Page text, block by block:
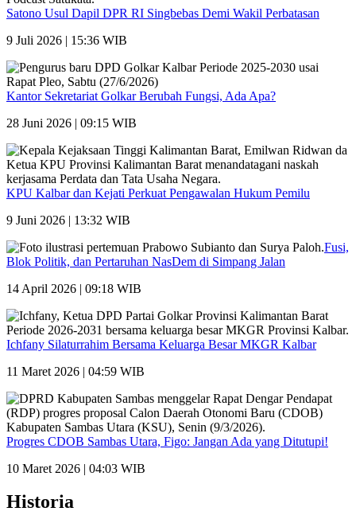
Satono Usul Dapil DPR RI Singbebas Demi Wakil Perbatasan
9 Juli 2026 | 15:36 WIB
Kantor Sekretariat Golkar Berubah Fungsi, Ada Apa?
28 Juni 2026 | 09:15 WIB
KPU Kalbar dan Kejati Perkuat Pengawalan Hukum Pemilu
9 Juni 2026 | 13:32 WIB
Fusi,
Blok Politik, dan Pertaruhan NasDem di Simpang Jalan
14 April 2026 | 09:18 WIB
Ichfany Silaturrahim Bersama Keluarga Besar MKGR Kalbar
11 Maret 2026 | 04:59 WIB
Progres CDOB Sambas Utara, Figo: Jangan Ada yang Ditutupi!
10 Maret 2026 | 04:03 WIB
Historia